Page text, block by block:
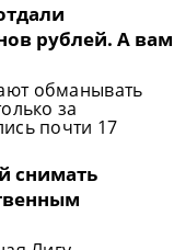
рублей. А вам
обманывать
за
почти 17
снимать